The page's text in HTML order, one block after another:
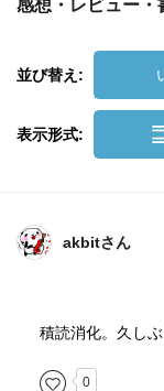
感想・レビュー・
並び替え:
表示形式:
akbitさん
積読消化。久し
0